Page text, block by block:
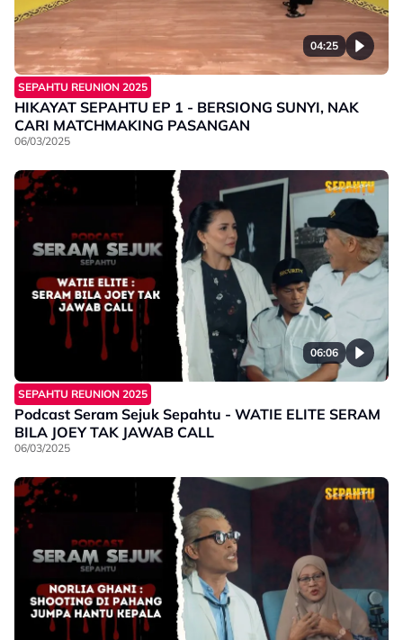
04:25
SEPAHTU REUNION 2025
HIKAYAT SEPAHTU EP 1 - BERSIONG SUNYI, NAK
CARI MATCHMAKING PASANGAN
06/03/2025
06:06
SEPAHTU REUNION 2025
Podcast Seram Sejuk Sepahtu - WATIE ELITE SERAM
BILA JOEY TAK JAWAB CALL
06/03/2025